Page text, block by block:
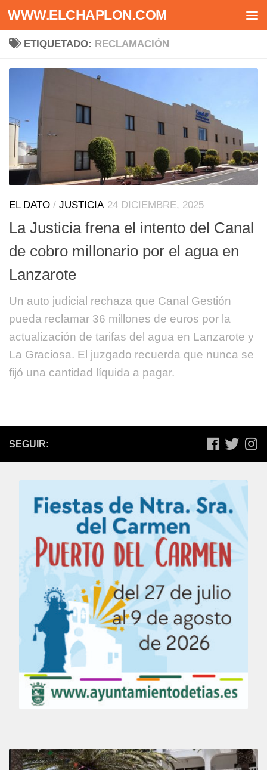
Saltar al contenido
WWW.ELCHAPLON.COM
ETIQUETADO: RECLAMACIÓN
EL DATO / JUSTICIA 24 DICIEMBRE, 2025
La Justicia frena el intento del Canal
de cobro millonario por el agua en
Lanzarote
Un auto judicial rechaza que Canal Gestión
pueda reclamar 36 millones de euros por la
actualización de tarifas del agua en Lanzarote y
La Graciosa. El juzgado recuerda que nunca se
fijó una cantidad líquida a pagar.
SEGUIR: